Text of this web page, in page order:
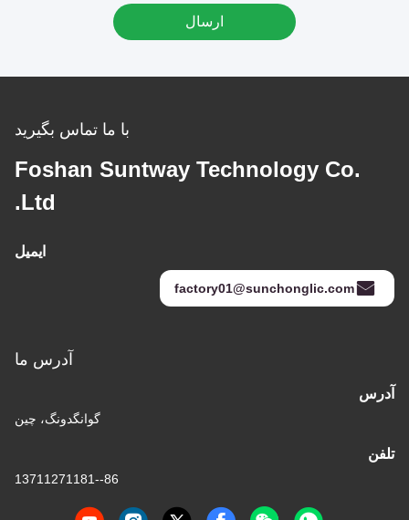
با ما تماس بگیرید
Foshan Suntway Technology Co.
Ltd.
ایمیل
factory01@sunchonglic.com
آدرس ما
آدرس
گوانگدونگ، چین
تلفن
86--13711271181